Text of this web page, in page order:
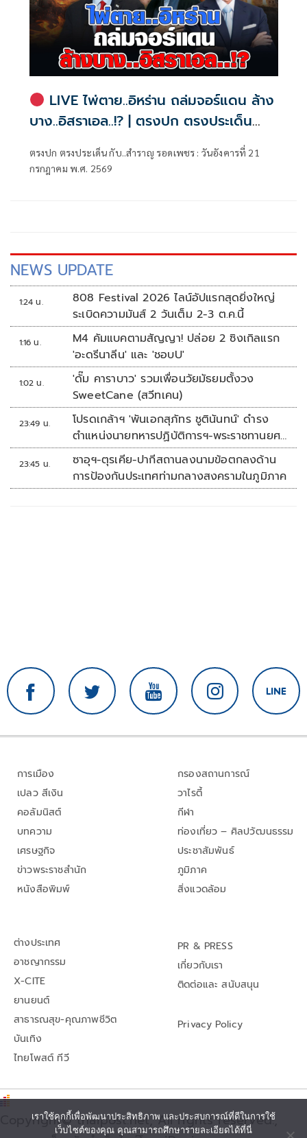
LIVE ไพ่ตาย..อิหร่าน ถล่มจอร์แดน ล้าง
บาง..อิสราเอล..!? | ตรงปก ตรงประเด็น
ตรงปก ตรงประเด็น กับ..สำราญ รอดเพชร : วันอังคารที่ 21
กรกฎาคม พ.ศ. 2569
NEWS UPDATE
1:24 น.
808 Festival 2026 ไลน์อัปแรกสุดยิ่งใหญ่
ระเบิดความมันส์ 2 วันเต็ม 2-3 ต.ค.นี้
1:16 น.
M4 คัมแบคตามสัญญา! ปล่อย 2 ซิงเกิลแรก
'อะดรีนาลีน' และ 'ชอบU'
1:02 น.
'ดั๊ม คาราบาว' รวมเพื่อนวัยมัธยมตั้งวง
SweetCane (สวีทเคน)
23:49 น.
โปรดเกล้าฯ 'พันเอกสุภัทร ชูตินันทน์' ดำรง
ตำแหน่งนายทหารปฏิบัติการฯ-พระราชทานยศ
'พลตรี'
23:45 น.
ซาอุฯ-ตุรเคีย-ปากีสถานลงนามข้อตกลงด้าน
การป้องกันประเทศท่ามกลางสงครามในภูมิภาค
การเมือง
เปลว สีเงิน
คอลัมนิสต์
บทความ
เศรษฐกิจ
ข่าวพระราชสำนัก
หนังสือพิมพ์
กรองสถานการณ์
วาไรตี้
กีฬา
ท่องเที่ยว – ศิลปวัฒนธรรม
ประชาสัมพันธ์
ภูมิภาค
สิ่งแวดล้อม
ต่างประเทศ
อาชญากรรม
X-CITE
ยานยนต์
สาธารณสุข-คุณภาพชีวิต
บันเทิง
ไทยโพสต์ ทีวี
PR & PRESS
เกี่ยวกับเรา
ติดต่อและ สนับสนุน
Privacy Policy
Copyright© thaipost.net, All rights reserved.,
เราใช้คุกกี้เพื่อพัฒนาประสิทธิภาพ และประสบการณ์ที่ดีในการใช้
เว็บไซต์ของคุณ คุณสามารถศึกษารายละเอียดได้ที่นี่